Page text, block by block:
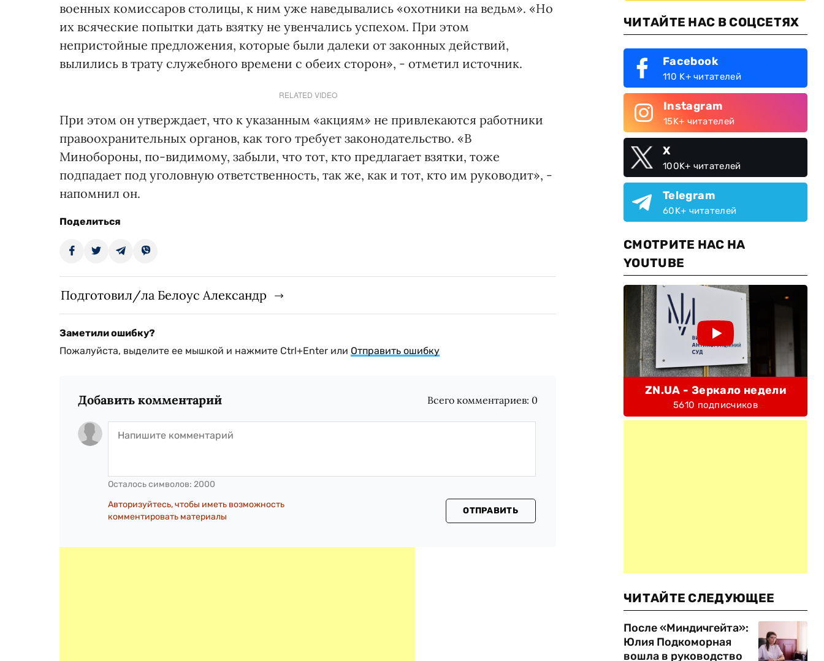
военных комиссаров столицы, к ним уже наведывались «охотники на ведьм». «Но
их всяческие попытки дать взятку не увенчались успехом. При этом
непристойные предложения, которые были далеки от законных действий,
вылились в трату служебного времени с обеих сторон», - отметил источник.
RELATED VIDEO
При этом он утверждает, что к указанным «акциям» не привлекаются работники
правоохранительных органов, как того требует законодательство. «В
Минобороны, по-видимому, забыли, что тот, кто предлагает взятки, тоже
подпадает под уголовную ответственность, так же, как и тот, кто им руководит», -
напомнил он.
Поделиться
Подготовил/ла Белоус Александр
Заметили ошибку?
Пожалуйста, выделите ее мышкой и нажмите Ctrl+Enter или Отправить ошибку
Добавить комментарий Всего комментариев: 0
Осталось символов: 2000
Авторизуйтесь, чтобы иметь возможность
комментировать материалы
ОТПРАВИТЬ
ЧИТАЙТЕ НАС В СОЦСЕТЯХ
Facebook
110 K+ читателей
Instagram
15K+ читателей
X
100K+ читателей
Telegram
60K+ читателей
СМОТРИТЕ НАС НА
YOUTUBE
ZN.UA - Зеркало недели
5610 подписчиков
ЧИТАЙТЕ СЛЕДУЮЩЕЕ
После «Миндичгейта»:
Юлия Подкоморная
вошла в руководство